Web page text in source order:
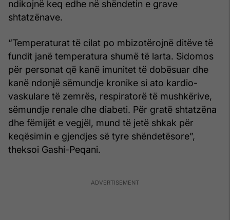
ndikojnë keq edhe në shëndetin e grave
shtatzënave.
“Temperaturat të cilat po mbizotërojnë ditëve të
fundit janë temperatura shumë të larta. Sidomos
për personat që kanë imunitet të dobësuar dhe
kanë ndonjë sëmundje kronike si ato kardio-
vaskulare të zemrës, respiratorë të mushkërive,
sëmundje renale dhe diabeti. Për gratë shtatzëna
dhe fëmijët e vegjël, mund të jetë shkak për
keqësimin e gjendjes së tyre shëndetësore”,
theksoi Gashi-Peqani.